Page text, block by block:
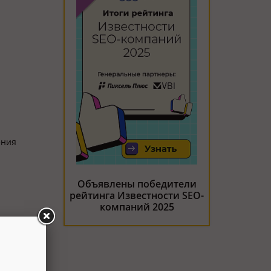
Объявлены победители
рейтинга Известности SEO-
компаний 2025